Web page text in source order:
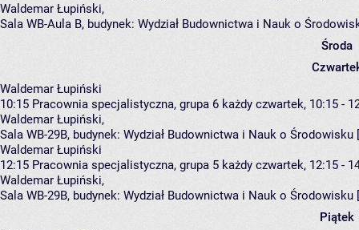
Waldemar Łupiński,
Sala WB-Aula B, budynek: Wydział Budownictwa i Nauk o
Środa
Waldemar Łupiński
10:15 Pracownia specjalistyczna, grupa 6 każdy czwartek, 10:15 -
Waldemar Łupiński,
Sala WB-29B, budynek: Wydział Budownictwa i Nauk o Środowisku
Waldemar Łupiński
12:15 Pracownia specjalistyczna, grupa 5 każdy czwartek, 12:15 -
Waldemar Łupiński,
Sala WB-29B, budynek: Wydział Budownictwa i Nauk o Środowisku
Piątek